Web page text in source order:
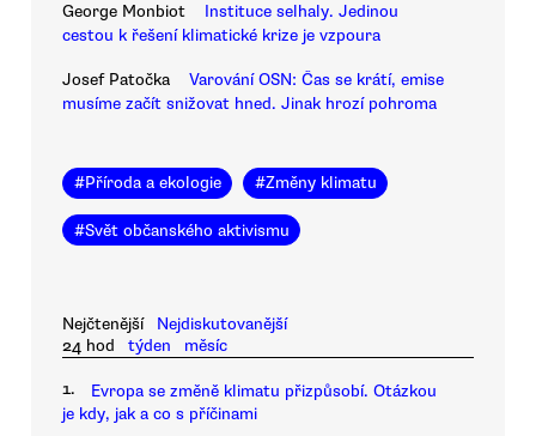
George Monbiot
Instituce selhaly. Jedinou
cestou k řešení klimatické krize je vzpoura
Josef Patočka
Varování OSN: Čas se krátí, emise
musíme začít snižovat hned. Jinak hrozí pohroma
#Příroda a ekologie #Změny klimatu
#Svět občanského aktivismu
Nejčtenější
Nejdiskutovanější
24 hod
týden měsíc
1.
Evropa se změně klimatu přizpůsobí. Otázkou
je kdy, jak a co s příčinami